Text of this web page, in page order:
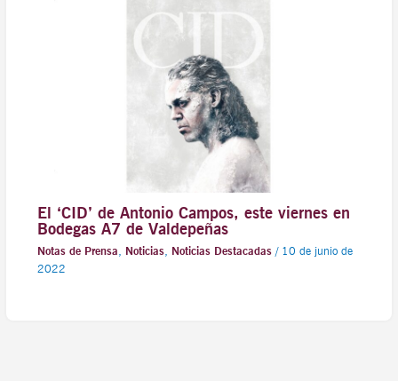
El ‘CID’ de Antonio Campos, este viernes en
Bodegas A7 de Valdepeñas
Notas de Prensa Noticias, Noticias Destacadas/ 10 de junio de
2022